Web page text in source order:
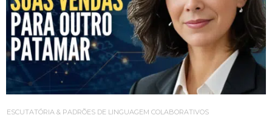
ESCUTATÓRIA & PADRÕES DE LINGUAGEM COLABORATIVOS